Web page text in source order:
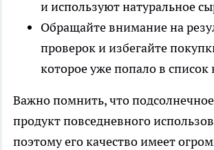
и используют натуральное
Обращайте внимание на
проверок и избегайте
которое уже попало в
Важно помнить, что
продукт повседневного
поэтому его качество имеет